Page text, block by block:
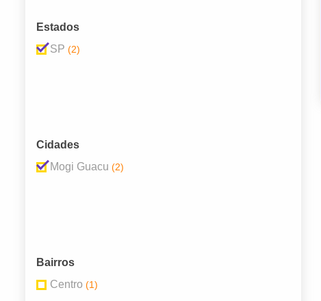
Estados
SP (2)
Cidades
Mogi Guacu (2)
Bairros
Centro (1)